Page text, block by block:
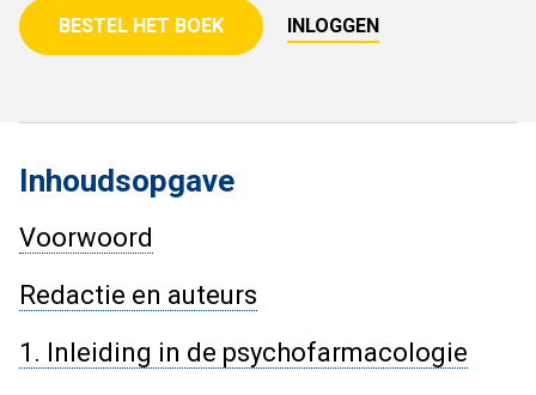
BESTEL HET BOEK INLOGGEN
Inhoudsopgave
Voorwoord
Redactie en auteurs
1. Inleiding in de psychofarmacologie